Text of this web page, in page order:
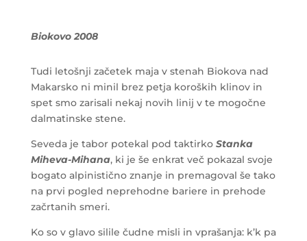
Biokovo 2008
Tudi letošnji začetek maja v stenah Biokova nad
Makarsko ni minil brez petja koroških klinov in
spet smo zarisali nekaj novih linij v te mogočne
dalmatinske stene.
Seveda je tabor potekal pod taktirko Stanka
Miheva-Mihana, ki je še enkrat več pokazal svoje
bogato alpinistično znanje in premagoval še tako
na prvi pogled neprehodne bariere in prehode
začrtanih smeri.
Ko so v glavo silile čudne misli in vprašanja: k’k pa